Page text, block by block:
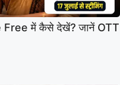
में कैसे देखें? जानें OTT